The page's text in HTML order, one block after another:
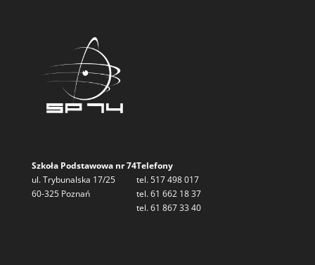
Szkoła Podstawowa nr 74
ul. Trybunalska 17/25
60-325 Poznań
Telefony
tel. 517 498 017
tel. 61 662 18 37
tel. 61 867 33 40